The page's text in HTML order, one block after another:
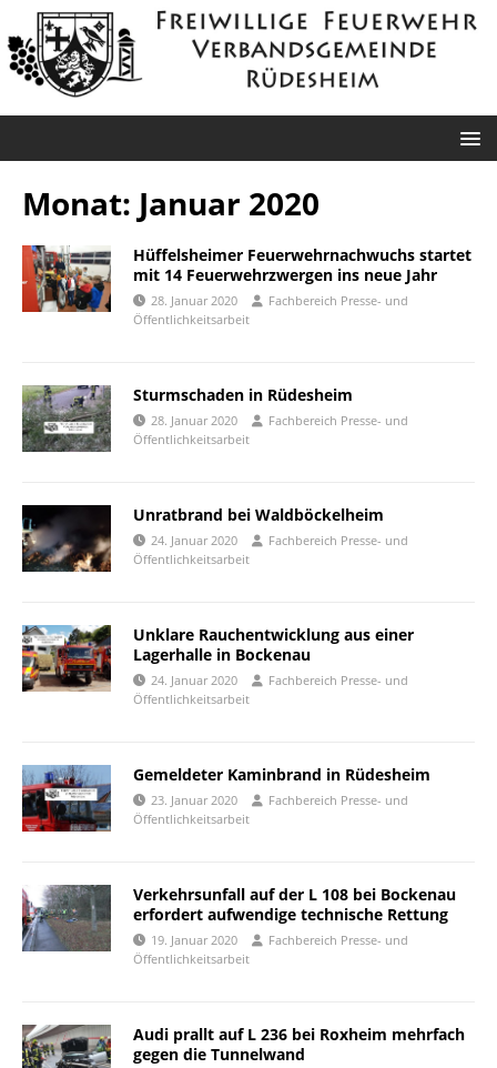
Monat: Januar 2020
Hüffelsheimer Feuerwehrnachwuchs startet
mit 14 Feuerwehrzwergen ins neue Jahr
28. Januar 2020
Fachbereich Presse- und
Öffentlichkeitsarbeit
Sturmschaden in Rüdesheim
28. Januar 2020
Fachbereich Presse- und
Öffentlichkeitsarbeit
Unratbrand bei Waldböckelheim
24. Januar 2020
Fachbereich Presse- und
Öffentlichkeitsarbeit
Unklare Rauchentwicklung aus einer
Lagerhalle in Bockenau
24. Januar 2020
Fachbereich Presse- und
Öffentlichkeitsarbeit
Gemeldeter Kaminbrand in Rüdesheim
23. Januar 2020
Fachbereich Presse- und
Öffentlichkeitsarbeit
Verkehrsunfall auf der L 108 bei Bockenau
erfordert aufwendige technische Rettung
19. Januar 2020
Fachbereich Presse- und
Öffentlichkeitsarbeit
Audi prallt auf L 236 bei Roxheim mehrfach
gegen die Tunnelwand